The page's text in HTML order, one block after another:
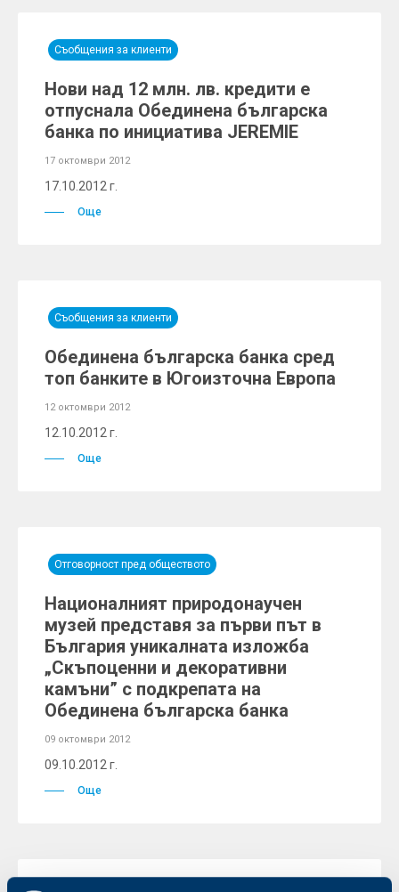
Съобщения за клиенти
Нови над 12 млн. лв. кредити е
отпуснала Обединена българска
банка по инициатива JEREMIE
17 октомври 2012
17.10.2012 г.
Още
Съобщения за клиенти
Обединена българска банка сред
топ банките в Югоизточна Европа
12 октомври 2012
12.10.2012 г.
Още
Отговорност пред обществото
Националният природонаучен
музей представя за първи път в
България уникалната изложба
„Скъпоценни и декоративни
камъни” с подкрепата на
Обединена българска банка
09 октомври 2012
09.10.2012 г.
Още